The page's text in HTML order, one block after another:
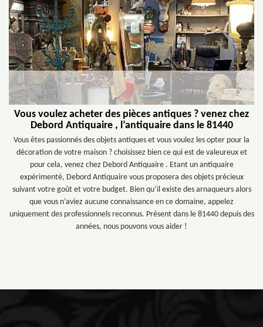
Vous voulez acheter des pièces antiques ? venez chez
Debord Antiquaire , l’antiquaire dans le 81440
Vous êtes passionnés des objets antiques et vous voulez les opter pour la
décoration de votre maison ? choisissez bien ce qui est de valeureux et
pour cela, venez chez Debord Antiquaire . Etant un antiquaire
expérimenté, Debord Antiquaire vous proposera des objets précieux
suivant votre goût et votre budget. Bien qu’il existe des arnaqueurs alors
que vous n’aviez aucune connaissance en ce domaine, appelez
uniquement des professionnels reconnus. Présent dans le 81440 depuis des
années, nous pouvons vous aider !